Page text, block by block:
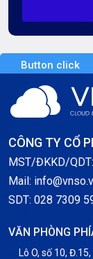
Server
Server GPU
Server Windows
Thông báo
Thông tin chung
Tin tức
Button click
CÔNG TY CỔ
MST/ĐKKD/
Mail:
SDT: 028 7309
VĂN PHÒNG
Lô O, số 10,